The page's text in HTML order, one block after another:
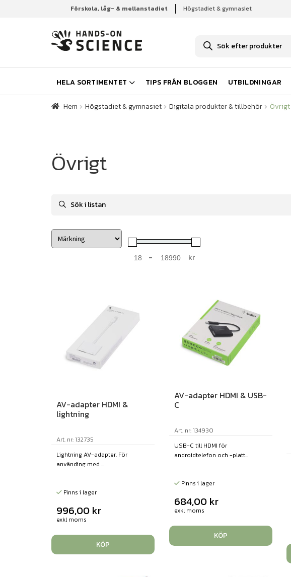
Förskola, låg- & mellanstadiet Högstadiet & gymnasiet
u
k
t
s
ö
k
HELA SORTIMENTET TIPS FRÅN BLOGGEN UTBILDNINGAR
Hem Högstadiet & gymnasiet Digitala produkter & tillbehör
Hem Högstadiet & gymnasiet Digitala produkter & tillbehör Övrigt
Övrigt
Minimum Price
- Maximum Price
kr
AV-adapter HDMI &
lightning
Art. nr: 132735
Lightning AV-adapter. För
använding med ...
Finns i lager
996,00 kr
exkl moms
KÖP
AV-adapter HDMI & USB-
C
Art. nr: 134930
USB-C till HDMI för
androidtelefon och -platt...
Finns i lager
684,00 kr
exkl moms
KÖP